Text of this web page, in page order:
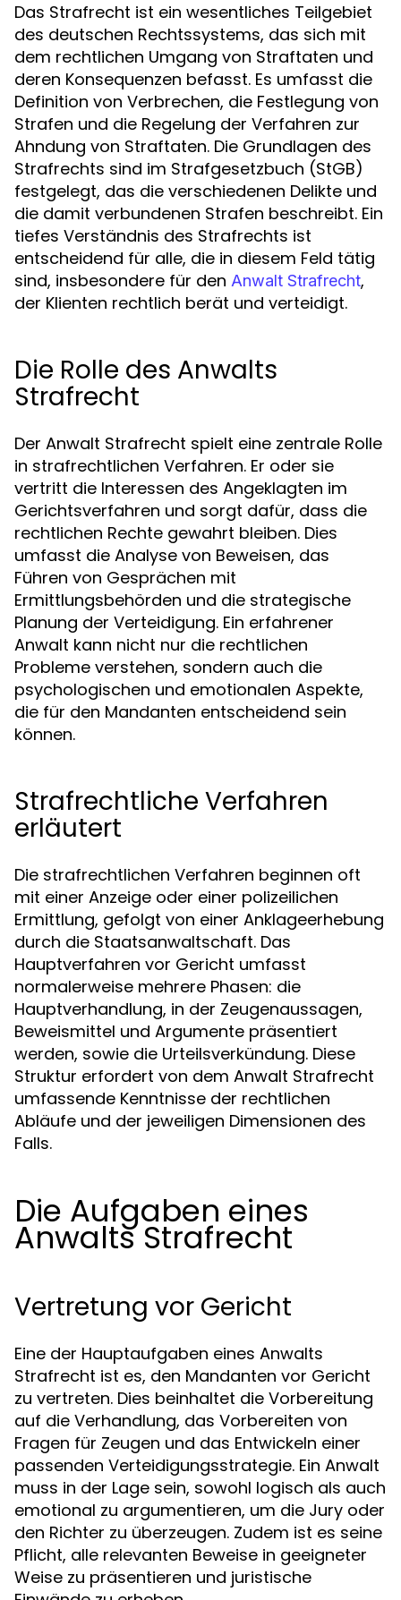
Das Strafrecht ist ein wesentliches Teilgebiet
des deutschen Rechtssystems, das sich mit
dem rechtlichen Umgang von Straftaten und
deren Konsequenzen befasst. Es umfasst die
Definition von Verbrechen, die Festlegung von
Strafen und die Regelung der Verfahren zur
Ahndung von Straftaten. Die Grundlagen des
Strafrechts sind im Strafgesetzbuch (StGB)
festgelegt, das die verschiedenen Delikte und
die damit verbundenen Strafen beschreibt. Ein
tiefes Verständnis des Strafrechts ist
entscheidend für alle, die in diesem Feld tätig
sind, insbesondere für den Anwalt Strafrecht,
der Klienten rechtlich berät und verteidigt.
Die Rolle des Anwalts
Strafrecht
Der Anwalt Strafrecht spielt eine zentrale Rolle
in strafrechtlichen Verfahren. Er oder sie
vertritt die Interessen des Angeklagten im
Gerichtsverfahren und sorgt dafür, dass die
rechtlichen Rechte gewahrt bleiben. Dies
umfasst die Analyse von Beweisen, das
Führen von Gesprächen mit
Ermittlungsbehörden und die strategische
Planung der Verteidigung. Ein erfahrener
Anwalt kann nicht nur die rechtlichen
Probleme verstehen, sondern auch die
psychologischen und emotionalen Aspekte,
die für den Mandanten entscheidend sein
können.
Strafrechtliche Verfahren
erläutert
Die strafrechtlichen Verfahren beginnen oft
mit einer Anzeige oder einer polizeilichen
Ermittlung, gefolgt von einer Anklageerhebung
durch die Staatsanwaltschaft. Das
Hauptverfahren vor Gericht umfasst
normalerweise mehrere Phasen: die
Hauptverhandlung, in der Zeugenaussagen,
Beweismittel und Argumente präsentiert
werden, sowie die Urteilsverkündung. Diese
Struktur erfordert von dem Anwalt Strafrecht
umfassende Kenntnisse der rechtlichen
Abläufe und der jeweiligen Dimensionen des
Falls.
Die Aufgaben eines
Anwalts Strafrecht
Vertretung vor Gericht
Eine der Hauptaufgaben eines Anwalts
Strafrecht ist es, den Mandanten vor Gericht
zu vertreten. Dies beinhaltet die Vorbereitung
auf die Verhandlung, das Vorbereiten von
Fragen für Zeugen und das Entwickeln einer
passenden Verteidigungsstrategie. Ein Anwalt
muss in der Lage sein, sowohl logisch als auch
emotional zu argumentieren, um die Jury oder
den Richter zu überzeugen. Zudem ist es seine
Pflicht, alle relevanten Beweise in geeigneter
Weise zu präsentieren und juristische